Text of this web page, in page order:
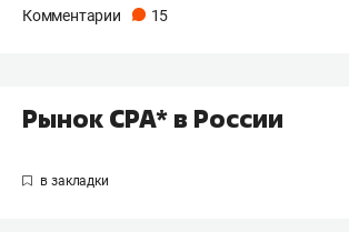
Комментарии 15
Рынок CPA* в России